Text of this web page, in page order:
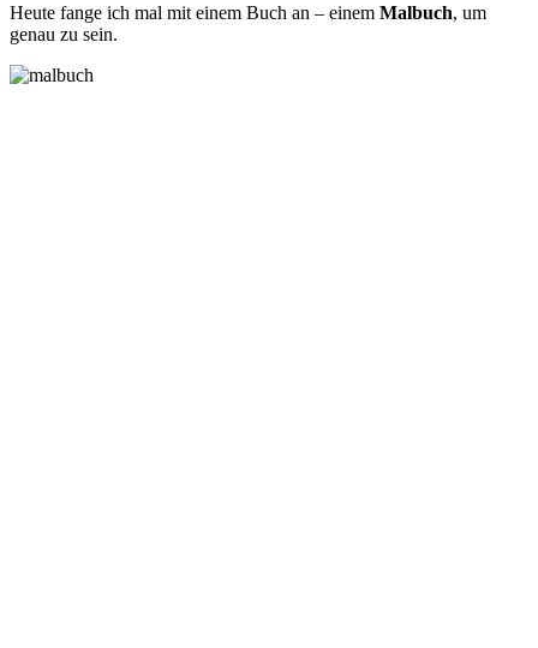
Heute fange ich mal mit einem Buch an – einem Malbuch, um
genau zu sein.